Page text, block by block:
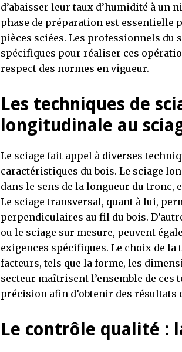
d’abaisser leur taux d’humidité à un
phase de préparation est
pièces sciées. Les professionnels du
spécifiques pour réaliser ces
respect des normes en vigueur.
Les techniques de
longitudinale au
Le sciage fait appel à diverses
caractéristiques du bois. Le sciage
dans le sens de la longueur du tronc,
Le sciage transversal, quant à lui,
perpendiculaires au fil du bois.
ou le sciage sur mesure, peuvent
exigences spécifiques. Le choix de
facteurs, tels que la forme, les
secteur maîtrisent l’ensemble de ces
précision afin d’obtenir des résultats
Le contrôle qualité :